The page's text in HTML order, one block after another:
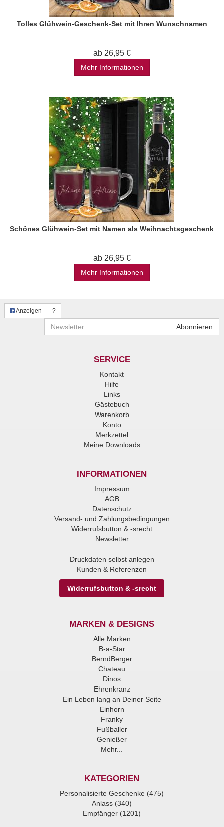
Tolles Glühwein-Geschenk-Set mit Ihren Wunschnamen
ab 26,95 €
Mehr Informationen
Schönes Glühwein-Set mit Namen als Weihnachtsgeschenk
ab 26,95 €
Mehr Informationen
Anzeigen ?
Newsletter Abonnieren
SERVICE
Kontakt
Hilfe
Links
Gästebuch
Warenkorb
Konto
Merkzettel
Meine Downloads
INFORMATIONEN
Impressum
AGB
Datenschutz
Versand- und Zahlungsbedingungen
Widerrufsbutton & -srecht
Newsletter
Druckdaten selbst anlegen
Kunden & Referenzen
Widerrufsbutton & -srecht
MARKEN & DESIGNS
Alle Marken
B-a-Star
BerndBerger
Chateau
Dinos
Ehrenkranz
Ein Leben lang an Deiner Seite
Einhorn
Franky
Fußballer
Genießer
Mehr...
KATEGORIEN
Personalisierte Geschenke (475)
Anlass (340)
Empfänger (1201)